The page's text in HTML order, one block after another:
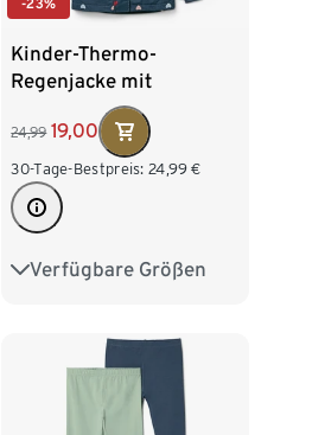
-23%
Kinder-Thermo-
Regenjacke mit
Fleecefutter, Herzen
24,99 19,00
30-Tage-Bestpreis: 24,99 €
Verfügbare Größen
74/80 86/92
122/128